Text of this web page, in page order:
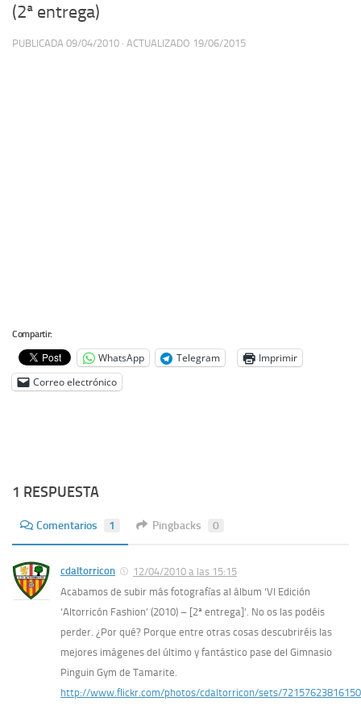
(2ª entrega)
PUBLICADA 09/04/2010 · ACTUALIZADO 19/06/2015
Compartir:
WhatsApp Telegram
Imprimir
Correo electrónico
1 RESPUESTA
Comentarios 1 Pingbacks 0
cdaltorricon
12/04/2010 a las 15:15
Acabamos de subir más fotografías al álbum ‘VI Edición
‘Altorricón Fashion’ (2010) – [2ª entrega]’. No os las podéis
perder. ¿Por qué? Porque entre otras cosas descubriréis las
mejores imágenes del último y fantástico pase del Gimnasio
Pinguin Gym de Tamarite.
http://www.flickr.com/photos/cdaltorricon/sets/